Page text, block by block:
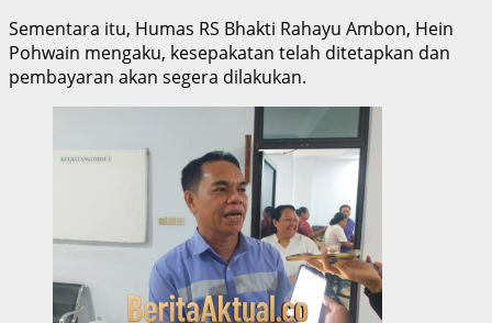
Sementara itu, Humas RS Bhakti Rahayu Ambon, Hein
Pohwain mengaku, kesepakatan telah ditetapkan dan
pembayaran akan segera dilakukan.